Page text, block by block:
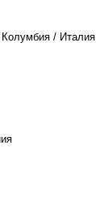
/ Италия